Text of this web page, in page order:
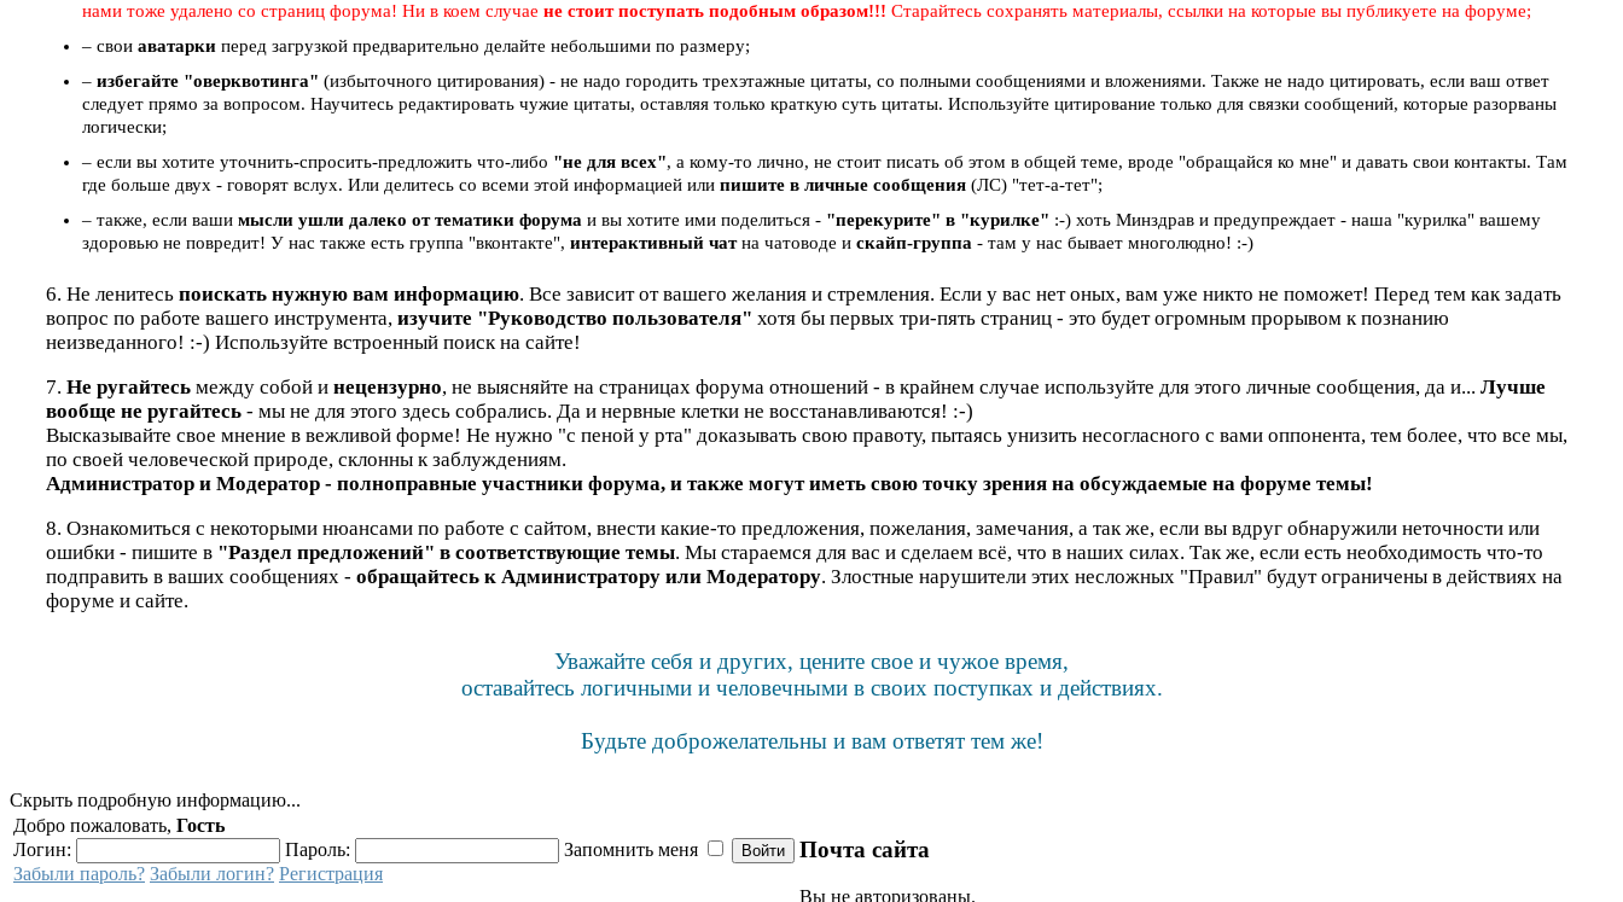
нами тоже удалено со страниц форума! Ни в коем случае не стоит поступать подобным образом!!! Старайтесь сохранять материалы, ссылки на которые вы публикуете на форуме;
– свои аватарки перед загрузкой предварительно делайте небольшими по размеру;
– избегайте "оверквотинга" (избыточного цитирования) - не надо городить трехэтажные цитаты, со полными сообщениями и вложениями. Также не надо цитировать, если ваш ответ
следует прямо за вопросом. Научитесь редактировать чужие цитаты, оставляя только краткую суть цитаты. Используйте цитирование только для связки сообщений, которые разорваны
логически;
– если вы хотите уточнить-спросить-предложить что-либо "не для всех", а кому-то лично, не стоит писать об этом в общей теме, вроде "обращайся ко мне" и давать свои контакты. Там
где больше двух - говорят вслух. Или делитесь со всеми этой информацией или пишите в личные сообщения (ЛС) "тет-а-тет";
– также, если ваши мысли ушли далеко от тематики форума и вы хотите ими поделиться - "перекурите" в "курилке" :-) хоть Минздрав и предупреждает - наша "курилка" вашему
здоровью не повредит! У нас также есть группа "вконтакте", интерактивный чатна чатоводе и скайп-группа - там у нас бывает многолюдно! :-)
6. Не ленитесь поискать нужную вам информацию. Все зависит от вашего желания и стремления. Если у вас нет оных, вам уже никто не поможет! Перед тем как задать
вопрос по работе вашего инструмента, изучите "Руководство пользователя" хотя бы первых три-пять страниц - это будет огромным прорывом к познанию
неизведанного! :-) Используйте встроенный поиск на сайте!
7. Не ругайтесь между собой и нецензурно, не выясняйте на страницах форума отношений - в крайнем случае используйте для этого личные сообщения, да и... Лучше
вообще не ругайтесь - мы не для этого здесь собрались. Да и нервные клетки не восстанавливаются! :-)
Высказывайте свое мнение в вежливой форме! Не нужно "с пеной у рта" доказывать свою правоту, пытаясь унизить несогласного с вами оппонента, тем более, что все мы,
по своей человеческой природе, склонны к заблуждениям.
Администратор и Модератор - полноправные участники форума, и также могут иметь свою точку зрения на обсуждаемые на форуме темы!
8. Ознакомиться с некоторыми нюансами по работе с сайтом, внести какие-то предложения, пожелания, замечания, а так же, если вы вдруг обнаружили неточности или
ошибки - пишите в "Раздел предложений" в соответствующие темы. Мы стараемся для вас и сделаем всё, что в наших силах. Так же, если есть необходимость что-то
подправить в ваших сообщениях - обращайтесь к Администратору или Модератору. Злостные нарушители этих несложных "Правил" будут ограничены в действиях на
форуме и сайте.
Уважайте себя и других, цените свое и чужое время,
оставайтесь логичными и человечными в своих поступках и действиях.
Будьте доброжелательны и вам ответят тем же!
Скрыть подробную информацию...
Добро пожаловать, Гость
Логин:
Пароль:
Запомнить меня
Забыли пароль? Забыли логин? Регистрация
Почта сайта
Вы не авторизованы.